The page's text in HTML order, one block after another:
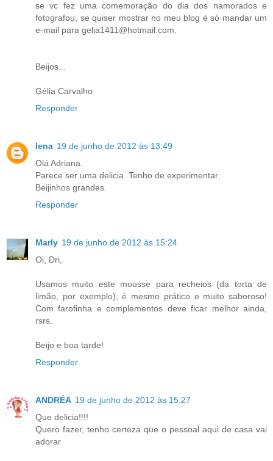
se vc fez uma comemoração do dia dos namorados e
fotografou, se quiser mostrar no meu blog é só mandar um
e-mail para gelia1411@hotmail.com.
Beijos...
Gélia Carvalho
Responder
lena 19 de junho de 2012 às 13:49
Olá Adriana.
Parece ser uma delicia. Tenho de experimentar.
Beijinhos grandes.
Responder
Marly 19 de junho de 2012 às 15:24
Oi, Dri,
Usamos muito este mousse para recheios (da torta de
limão, por exemplo), é mesmo prático e muito saboroso!
Com farofinha e complementos deve ficar melhor ainda,
rsrs.
Beijo e boa tarde!
Responder
ANDRÉA 19 de junho de 2012 às 15:27
Que delicia!!!!
Quero fazer, tenho certeza que o pessoal aqui de casa vai
adorar